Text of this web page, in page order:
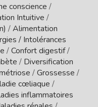
conscience /
Intuitive /
/Alimentation
/ Intolérances
/Confort digestif/
/ Diversification
/Grossesse /
cœliaque /
inflammatoires